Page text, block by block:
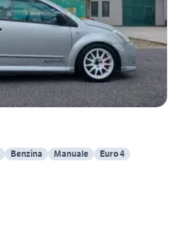
Benzina Manuale Euro 4